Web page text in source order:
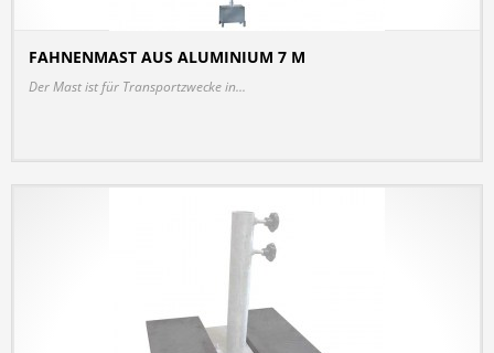
FAHNENMAST AUS ALUMINIUM 7 M
Der Mast ist für Transportzwecke in...